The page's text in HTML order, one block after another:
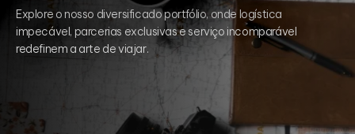
Explore o nosso diversificado portfólio, onde logística
impecável, parcerias exclusivas e serviço incomparável
redefinem a arte de viajar.